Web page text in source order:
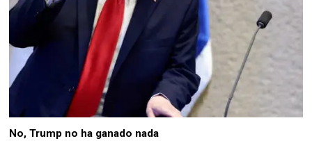
No, Trump no ha ganado nada